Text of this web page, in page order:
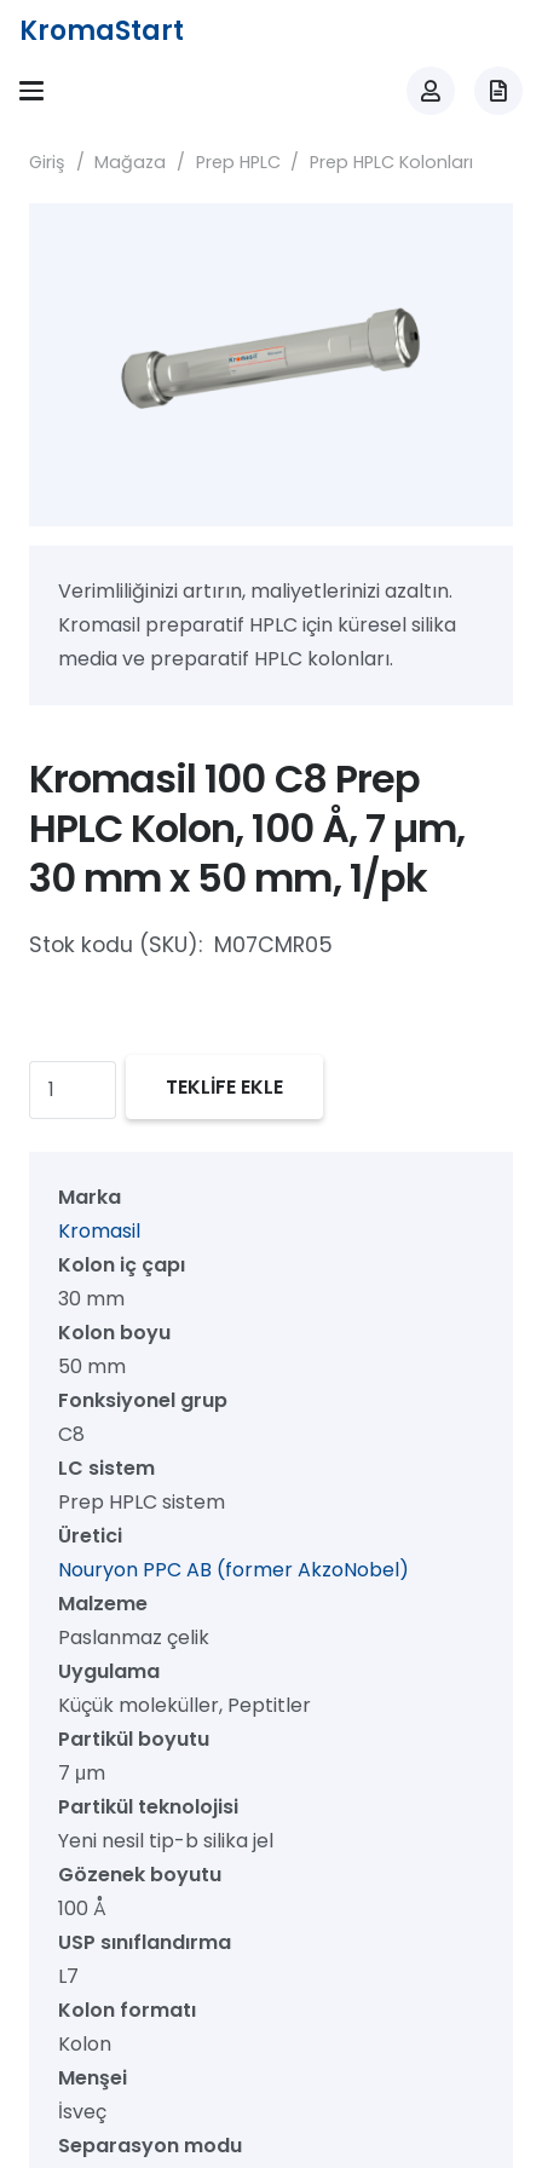
KromaStart
Giriş / Mağaza / Prep HPLC / Prep HPLC Kolonları
Verimliliğinizi artırın, maliyetlerinizi azaltın.
Kromasil preparatif HPLC için küresel silika
media ve preparatif HPLC kolonları.
Kromasil 100 C8 Prep
HPLC Kolon, 100 Å, 7 µm,
30 mm x 50 mm, 1/pk
Stok kodu (SKU): M07CMR05
Kromasil
100
HPLC
Kolon,
µm,
mm
mm,
1/pk
adet
TEKLİFE EKLE
Marka
Kromasil
Kolon iç çapı
30 mm
Kolon boyu
50 mm
Fonksiyonel grup
C8
LC sistem
Prep HPLC sistem
Üretici
Nouryon PPC AB (former AkzoNobel)
Malzeme
Paslanmaz çelik
Uygulama
Küçük moleküller, Peptitler
Partikül boyutu
7 μm
Partikül teknolojisi
Yeni nesil tip-b silika jel
Gözenek boyutu
100 Å
USP sınıflandırma
L7
Kolon formatı
Kolon
Menşei
İsveç
Separasyon modu